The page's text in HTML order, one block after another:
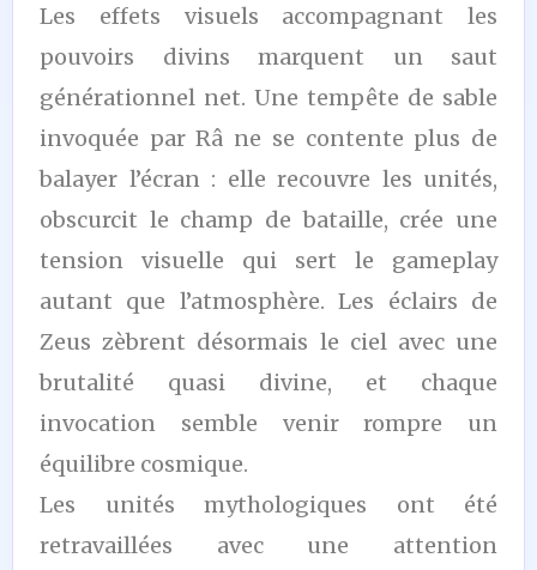
Les effets visuels accompagnant les
pouvoirs divins marquent un saut
générationnel net. Une tempête de sable
invoquée par Râ ne se contente plus de
balayer l’écran : elle recouvre les unités,
obscurcit le champ de bataille, crée une
tension visuelle qui sert le gameplay
autant que l’atmosphère. Les éclairs de
Zeus zèbrent désormais le ciel avec une
brutalité quasi divine, et chaque
invocation semble venir rompre un
équilibre cosmique.
Les unités mythologiques ont été
retravaillées avec une attention